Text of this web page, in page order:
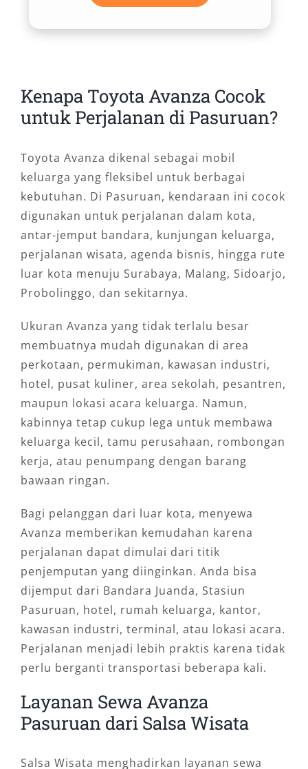
Kenapa Toyota Avanza Cocok
untuk Perjalanan di Pasuruan?
Toyota Avanza dikenal sebagai mobil
keluarga yang fleksibel untuk berbagai
kebutuhan. Di Pasuruan, kendaraan ini cocok
digunakan untuk perjalanan dalam kota,
antar-jemput bandara, kunjungan keluarga,
perjalanan wisata, agenda bisnis, hingga rute
luar kota menuju Surabaya, Malang, Sidoarjo,
Probolinggo, dan sekitarnya.
Ukuran Avanza yang tidak terlalu besar
membuatnya mudah digunakan di area
perkotaan, permukiman, kawasan industri,
hotel, pusat kuliner, area sekolah, pesantren,
maupun lokasi acara keluarga. Namun,
kabinnya tetap cukup lega untuk membawa
keluarga kecil, tamu perusahaan, rombongan
kerja, atau penumpang dengan barang
bawaan ringan.
Bagi pelanggan dari luar kota, menyewa
Avanza memberikan kemudahan karena
perjalanan dapat dimulai dari titik
penjemputan yang diinginkan. Anda bisa
dijemput dari Bandara Juanda, Stasiun
Pasuruan, hotel, rumah keluarga, kantor,
kawasan industri, terminal, atau lokasi acara.
Perjalanan menjadi lebih praktis karena tidak
perlu berganti transportasi beberapa kali.
Layanan Sewa Avanza
Pasuruan dari Salsa Wisata
Salsa Wisata menghadirkan layanan sewa